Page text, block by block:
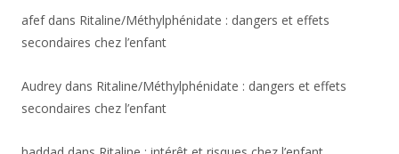
afefdans Ritaline/Méthylphénidate : dangers et effets
secondaires chez l’enfant
Audrey dans Ritaline/Méthylphénidate : dangers et effets
secondaires chez l’enfant